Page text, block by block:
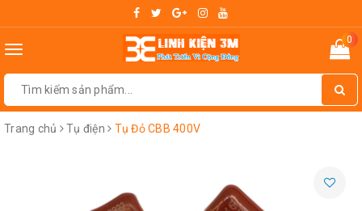
Toggle
0
Trang chủ Tụ điện Tụ Đỏ CBB 400V